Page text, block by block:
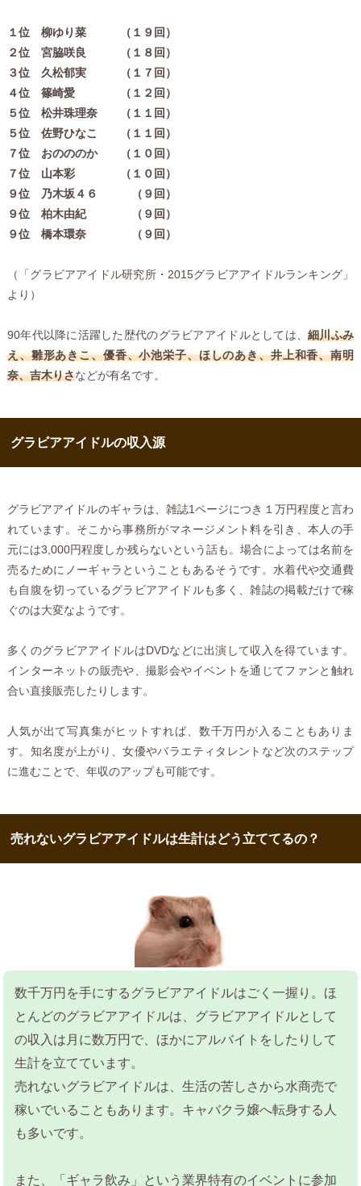
１位 柳ゆり菜 （１９回）
２位 宮脇咲良 （１８回）
３位 久松郁実 （１７回）
４位 篠崎愛 （１２回）
５位 松井珠理奈 （１１回）
５位 佐野ひなこ （１１回）
７位 おのののか （１０回）
７位 山本彩 （１０回）
９位 乃木坂４６ （９回）
９位 柏木由紀 （９回）
９位 橋本環奈 （９回）
（「グラビアアイドル研究所・2015グラビアアイドルランキング」
より）
90年代以降に活躍した歴代のグラビアアイドルとしては、細川ふみ
え、雛形あきこ、優香、小池栄子、ほしのあき、井上和香、南明
奈、吉木りさなどが有名です。
グラビアアイドルの収入源
グラビアアイドルのギャラは、雑誌1ページにつき１万円程度と言わ
れています。そこから事務所がマネージメント料を引き、本人の手
元には3,000円程度しか残らないという話も。場合によっては名前を
売るためにノーギャラということもあるそうです。水着代や交通費
も自腹を切っているグラビアアイドルも多く、雑誌の掲載だけで稼
ぐのは大変なようです。
多くのグラビアアイドルはDVDなどに出演して収入を得ています。
インターネットの販売や、撮影会やイベントを通じてファンと触れ
合い直接販売したりします。
人気が出て写真集がヒットすれば、数千万円が入ることもありま
す。知名度が上がり、女優やバラエティタレントなど次のステップ
に進むことで、年収のアップも可能です。
売れないグラビアアイドルは生計はどう立ててるの？
数千万円を手にするグラビアアイドルはごく一握り。ほ
とんどのグラビアアイドルは、グラビアアイドルとして
の収入は月に数万円で、ほかにアルバイトをしたりして
生計を立てています。
売れないグラビアイドルは、生活の苦しさから水商売で
稼いでいることもあります。キャバクラ嬢へ転身する人
も多いです。
また、「ギャラ飲み」という業界特有のイベントに参加